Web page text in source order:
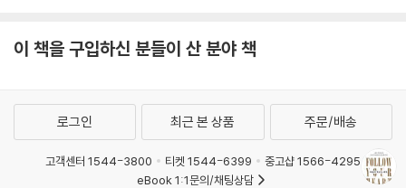
t(자신의 진심을 따르라)!”라는 메시지를 더욱 절실히 공감하고, 또 많은
롯이 내 진심을 따라야 한다는 것을, 자신의 경험을 통해 또 병 이후의 삶을
통해 스스로 증명해 보이고 있는 것이다.
이 책을 구입하신 분들이 산 분야 책
로그인 최근 본 상품 주문/배송
고객센터 1544-3800 티켓 1544-6399
중고샵 1566-4295
eBook 1:1문의/채팅상담